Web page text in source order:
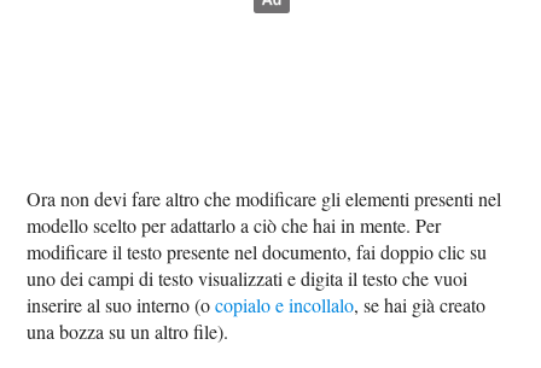
Ora non devi fare altro che modificare gli elementi presenti nel
modello scelto per adattarlo a ciò che hai in mente. Per
modificare il testo presente nel documento, fai doppio clic su
uno dei campi di testo visualizzati e digita il testo che vuoi
inserire al suo interno (ocopialo e incollalo, se hai già creato
una bozza su un altro file).